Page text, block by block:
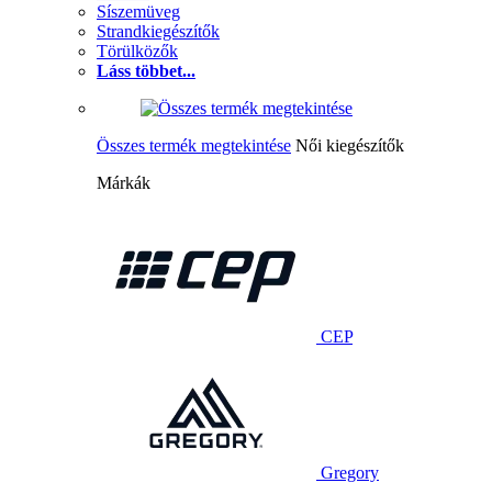
Síszemüveg
Strandkiegészítők
Törülközők
Láss többet...
Összes termék megtekintése Női kiegészítők
Márkák
CEP
Gregory